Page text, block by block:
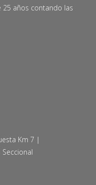
25 años contando las
Km 7 |